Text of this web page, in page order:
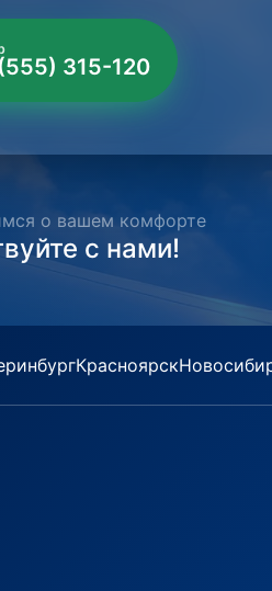
315-120
о вашем комфорте
с нами!
Красноярск